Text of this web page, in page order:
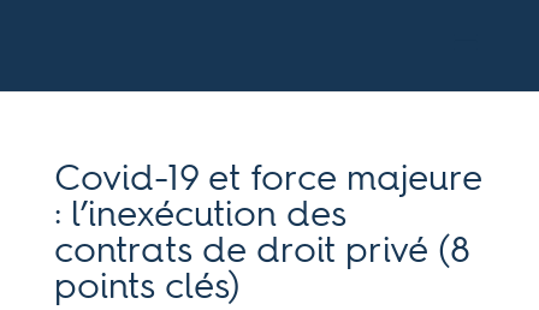
Covid-19 et force majeure
: l’inexécution des
contrats de droit privé (8
points clés)